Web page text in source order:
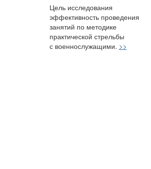
Цель исследования
эффективность проведения
занятий по методике
практической стрельбы
с военнослужащими. >>